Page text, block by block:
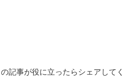
記事が役に立ったらシェアしてく